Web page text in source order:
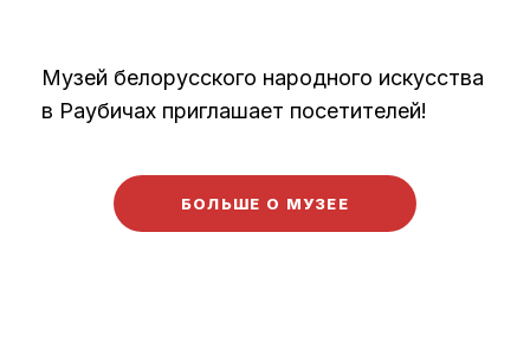
Музей белорусского народного искусства
в Раубичах приглашает посетителей!
БОЛЬШЕ О МУЗЕЕ